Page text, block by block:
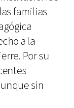
familias
a la
Por su
sin